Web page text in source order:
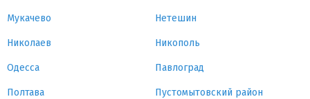
Мукачево Нетешин
Николаев Никополь
Одесса Павлоград
Полтава Пустомытовский район